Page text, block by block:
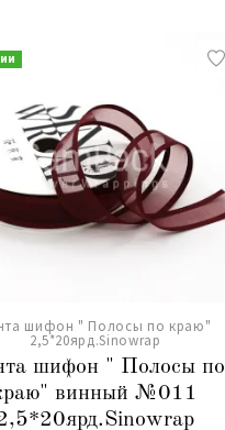
шифон " Полосы по краю"
2,5*20ярд.Sinowrap
шифон " Полосы по
винный №011